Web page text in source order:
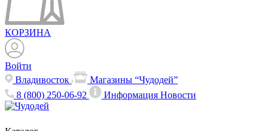
КОРЗИНА
Войти
Владивосток
Магазины “Чудодей”
8 (800) 250-06-92
ИнформацияНовости